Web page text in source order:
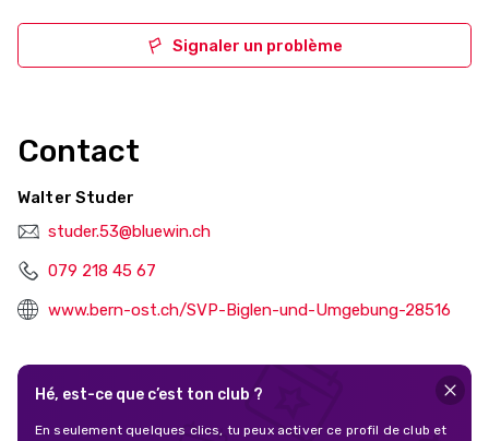
Signaler un problème
Contact
Walter Studer
studer.53@bluewin.ch
079 218 45 67
www.bern-ost.ch/SVP-Biglen-und-Umgebung-28516
Hé, est-ce que c’est ton club ?
En seulement quelques clics, tu peux activer ce profil de club et